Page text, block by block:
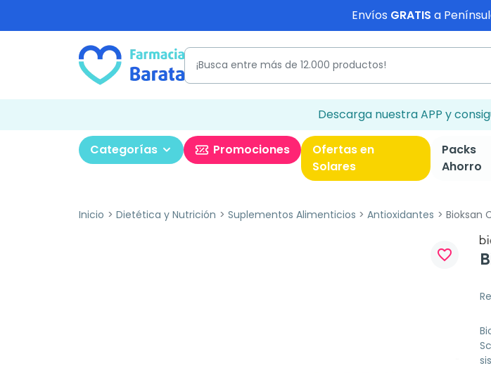
Envíos GRATIS a
Descarga nuestra APP y
Categorías Promociones
Ofertas en
Solares
Packs
Ahorro
Inicio Dietética y Nutrición Suplementos Alimenticios Antioxidantes Bioksan
favorite_border